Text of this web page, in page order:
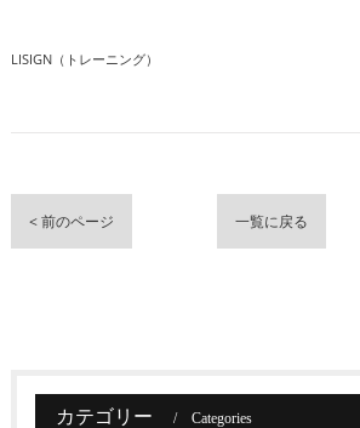
LISIGN（トレーニング）
< 前のページ 一覧に戻る
カテゴリー Categories